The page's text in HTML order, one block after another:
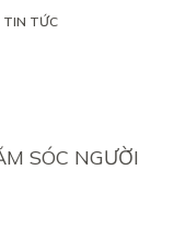
TIN TỨC
SÓC NGƯỜI